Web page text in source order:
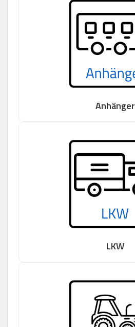
Anhänger
LKW